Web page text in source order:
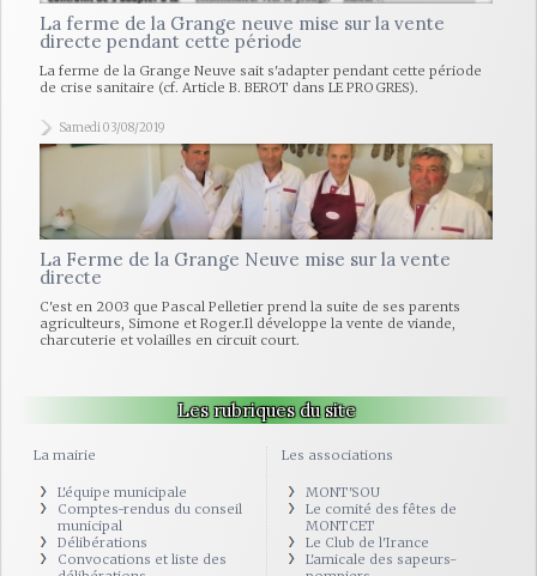
La ferme de la Grange neuve mise sur la vente
directe pendant cette période
La ferme de la Grange Neuve sait s'adapter pendant cette période
de crise sanitaire (cf. Article B. BEROT dans LE PROGRES).
Samedi 03/08/2019
La Ferme de la Grange Neuve mise sur la vente
directe
C'est en 2003 que Pascal Pelletier prend la suite de ses parents
agriculteurs, Simone et Roger.Il développe la vente de viande,
charcuterie et volailles en circuit court.
Les rubriques du site
La mairie
L'équipe municipale
Comptes-rendus du conseil
municipal
Délibérations
Convocations et liste des
Les associations
MONT'SOU
Le comité des fêtes de
MONTCET
Le Club de l'Irance
L'amicale des sapeurs-